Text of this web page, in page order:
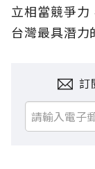
立相當競爭力
台灣最具潛力
訂